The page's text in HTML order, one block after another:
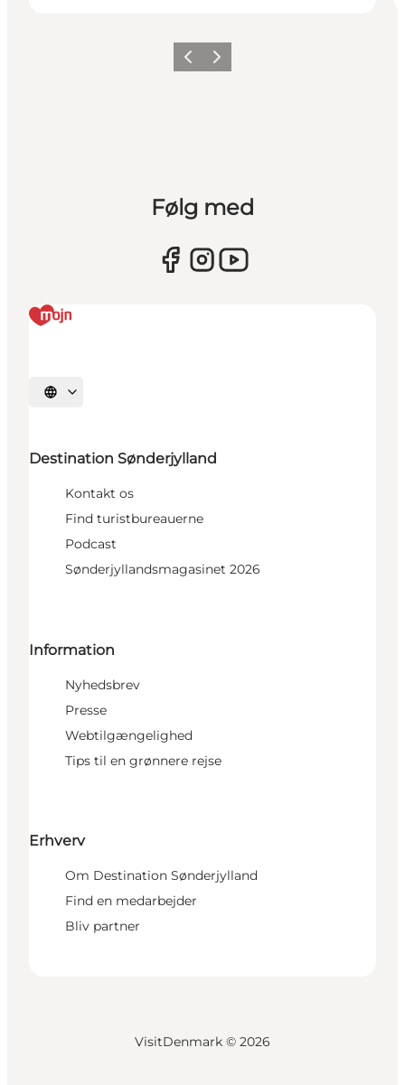
ForrigeNæste
Følg med
Vælg sprog
Destination Sønderjylland
Kontakt os
Find turistbureauerne
Podcast
Sønderjyllandsmagasinet 2026
Information
Nyhedsbrev
Presse
Webtilgængelighed
Tips til en grønnere rejse
Erhverv
Om Destination Sønderjylland
Find en medarbejder
Bliv partner
VisitDenmark © 2026